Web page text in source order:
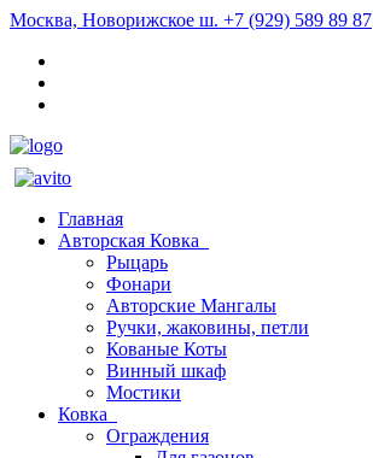
Москва, Новорижское ш. +7 (929) 589 89 87
Главная
Авторская Ковка
Рыцарь
Фонари
Авторские Мангалы
Ручки, жаковины, петли
Кованые Коты
Винный шкаф
Мостики
Ковка
Ограждения